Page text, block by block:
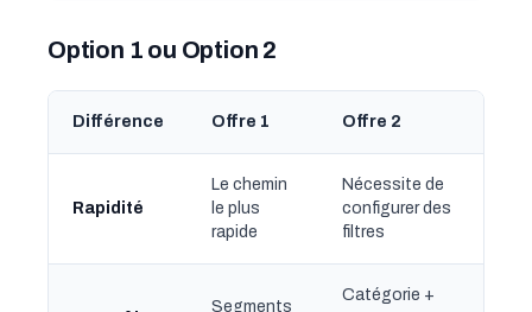
Option 1 ou Option 2
Différence Offre 1 Offre 2
Rapidité
Le chemin
le plus
rapide
Nécessite de
configurer des
filtres
Segments
Catégorie +